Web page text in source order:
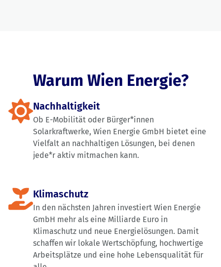
Warum Wien Energie?
Nachhaltigkeit
Ob E-Mobilität oder Bürger*innen
Solarkraftwerke, Wien Energie GmbH bietet eine
Vielfalt an nachhaltigen Lösungen, bei denen
jede*r aktiv mitmachen kann.
Klimaschutz
In den nächsten Jahren investiert Wien Energie
GmbH mehr als eine Milliarde Euro in
Klimaschutz und neue Energielösungen. Damit
schaffen wir lokale Wertschöpfung, hochwertige
Arbeitsplätze und eine hohe Lebensqualität für